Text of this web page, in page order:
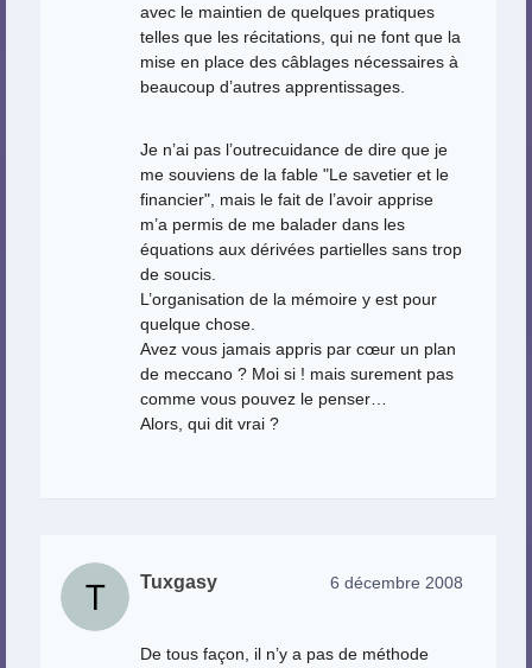
avec le maintien de quelques pratiques
telles que les récitations, qui ne font que la
mise en place des câblages nécessaires à
beaucoup d’autres apprentissages.
Je n’ai pas l’outrecuidance de dire que je
me souviens de la fable "Le savetier et le
financier", mais le fait de l’avoir apprise
m’a permis de me balader dans les
équations aux dérivées partielles sans trop
de soucis.
L’organisation de la mémoire y est pour
quelque chose.
Avez vous jamais appris par cœur un plan
de meccano ? Moi si ! mais surement pas
comme vous pouvez le penser…
Alors, qui dit vrai ?
Tuxgasy 6 décembre 2008
De tous façon, il n’y a pas de méthode